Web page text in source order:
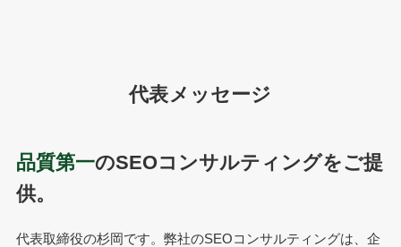
代表メッセージ
品質第一のSEOコンサルティングをご提
供。
代表取締役の杉岡です。弊社のSEOコンサルティングは、企